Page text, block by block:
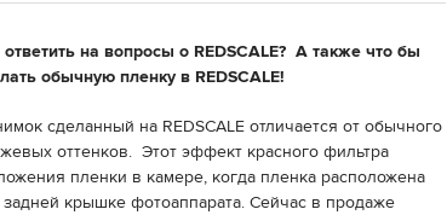
на вопросы о REDSCALE? А также что бы
обычную пленку в REDSCALE!
сделанный на REDSCALE отличается от обычного
оттенков. Этот эффект красного фильтра
пленки в камере, когда пленка расположена
крышке фотоаппарата. Сейчас в продаже